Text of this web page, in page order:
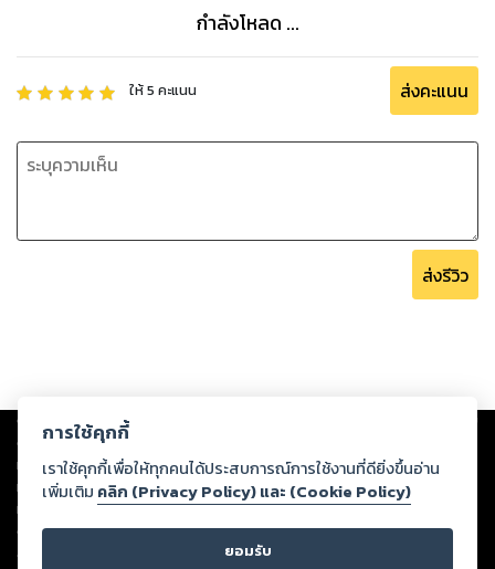
หนังสือเล่มนี้ คุณหมอหวงฉวินเย่า แพทย์ผู้เชี่ยวชาญชาวไต้หวัน
ได้นำเสนอสิ่งที่ควรสังเกต ระวัง และปรับเปลี่ยน ทั้งหมด 3 ด้าน
จำนวน 160 หน้า
กำลังโหลด ...
ให้5 คะแนน ส่งคะแนน
ส่งรีวิว
Copyright © 2026
ต่อผลงานหรือเนื้อหาใดที่อัปโหลดผ่านเว็บไซต์และปรากฏว่าละเมิดสิทธิใน
ทรัพย์สินทางปัญญาของบุคคลอื่นหรือขัดต่อกฎหมายและศีลธรรม ดังนั้น ผู้อ่าน
ทุกท่านโปรดใช้วิจารณญาณในการกลั่นกรองด้วยตนเอง และหากท่านพบว่าส่วน
หนึ่งส่วนใดขัดต่อกฎหมายและศีลธรรม กรุณาแจ้งมายังบริษัท เพื่อทีมงานจะได้
ดำเนินการในทันที ทั้งนี้ ทางสตอรี่ล็อกขอสงวนลิขสิทธิ์ตามพระราชบัญญัติ
ลิขสิทธิ์ พ.ศ. 2537 (ฉบับล่าสุด)
การใช้คุกกี้
เราใช้คุกกี้เพื่อให้ทุกคนได้ประสบการณ์การใช้งานที่ดียิ่งขึ้นอ่าน
เพิ่มเติม คลิก (Privacy Policy) และ (Cookie Policy)
ยอมรับ